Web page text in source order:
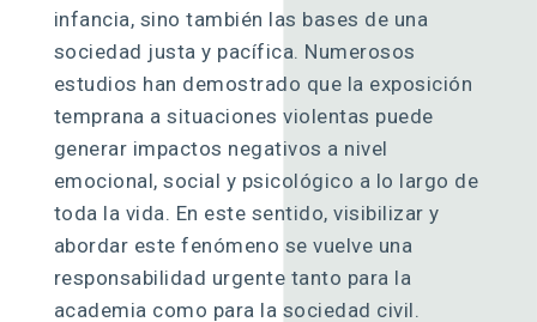
infancia, sino también las bases de una
sociedad justa y pacífica. Numerosos
estudios han demostrado que la exposición
temprana a situaciones violentas puede
generar impactos negativos a nivel
emocional, social y psicológico a lo largo de
toda la vida. En este sentido, visibilizar y
abordar este fenómeno se vuelve una
responsabilidad urgente tanto para la
academia como para la sociedad civil.